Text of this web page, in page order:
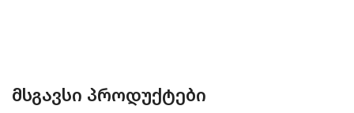
ᲛᲡᲒᲐᲕᲡᲘ ᲞᲠᲝᲓᲣᲥᲢᲔᲑᲘ